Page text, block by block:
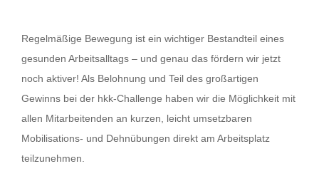
Regelmäßige Bewegung ist ein wichtiger Bestandteil eines
gesunden Arbeitsalltags – und genau das fördern wir jetzt
noch aktiver! Als Belohnung und Teil des großartigen
Gewinns bei der hkk-Challenge haben wir die Möglichkeit mit
allen Mitarbeitenden an kurzen, leicht umsetzbaren
Mobilisations- und Dehnübungen direkt am Arbeitsplatz
teilzunehmen.